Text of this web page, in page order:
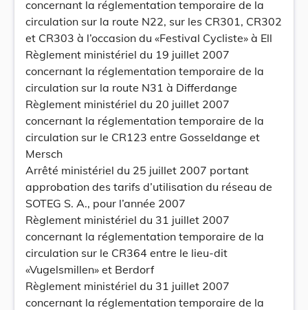
concernant la réglementation temporaire de la
circulation sur la route N22, sur les CR301, CR302
et CR303 à l’occasion du «Festival Cycliste» à Ell
Règlement ministériel du 19 juillet 2007
concernant la réglementation temporaire de la
circulation sur la route N31 à Differdange
Règlement ministériel du 20 juillet 2007
concernant la réglementation temporaire de la
circulation sur le CR123 entre Gosseldange et
Mersch
Arrêté ministériel du 25 juillet 2007 portant
approbation des tarifs d’utilisation du réseau de
SOTEG S. A., pour l’année 2007
Règlement ministériel du 31 juillet 2007
concernant la réglementation temporaire de la
circulation sur le CR364 entre le lieu-dit
«Vugelsmillen» et Berdorf
Règlement ministériel du 31 juillet 2007
concernant la réglementation temporaire de la